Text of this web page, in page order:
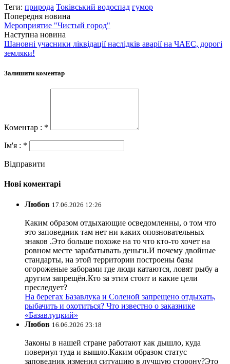
Теги: природа Токівський водоспад гумор
Попередня новина
Мероприятие "Чистый город"
Наступна новина
Шановні учасники ліквідації наслідків аварії на ЧАЕС, дорогі
земляки!
Залишити коментар
Коментар : *
Ім'я : *
Відправити
Нові коментарі
Любов 17.06.2026 12:26
Каким образом отдыхающие осведомленны, о том что
это заповедник там нет ни каких опозновательных
знаков .Это больше похоже на то что кто-то хочет на
ровном месте зарабатывать деньги.И почему двойные
стандарты, на этой территории построены базы
огороженые заборами где люди катаются, ловят рыбу а
другим запрещён.Кто за этим стоит и какие цели
преследует?
На берегах Базавлука и Соленой запрещено отдыхать,
рыбачить и охотиться? Что известно о заказнике
«Базавлуцкий»
Любов 16.06.2026 23:18
Законы в нашей стране работают как дышло, куда
повернул туда и вышло.Каким образом статус
заповедник изменил ситуацию в лучшую сторону?Это